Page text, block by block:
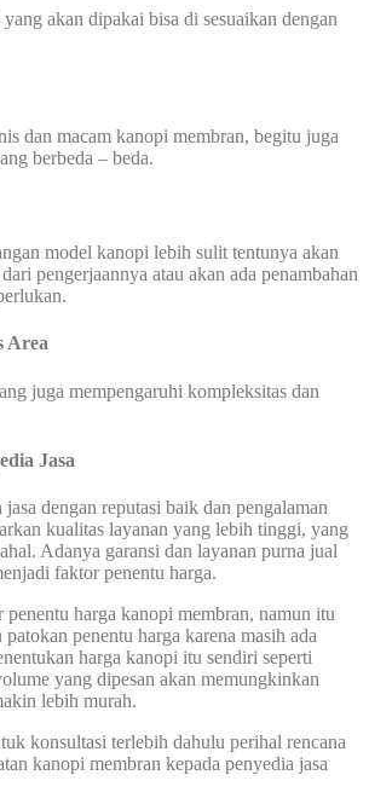
akan dipakai bisa di sesuaikan dengan
dan macam kanopi membran, begitu juga
berbeda – beda.
model kanopi lebih sulit tentunya akan
pengerjaannya atau akan ada penambahan
Area
juga mempengaruhi kompleksitas dan
Jasa
dengan reputasi baik dan pengalaman
kualitas layanan yang lebih tinggi, yang
Adanya garansi dan layanan purna jual
faktor penentu harga.
penentu harga kanopi membran, namun itu
penentu harga karena masih ada
harga kanopi itu sendiri seperti
yang dipesan akan memungkinkan
lebih murah.
konsultasi terlebih dahulu perihal rencana
kanopi membran kepada penyedia jasa